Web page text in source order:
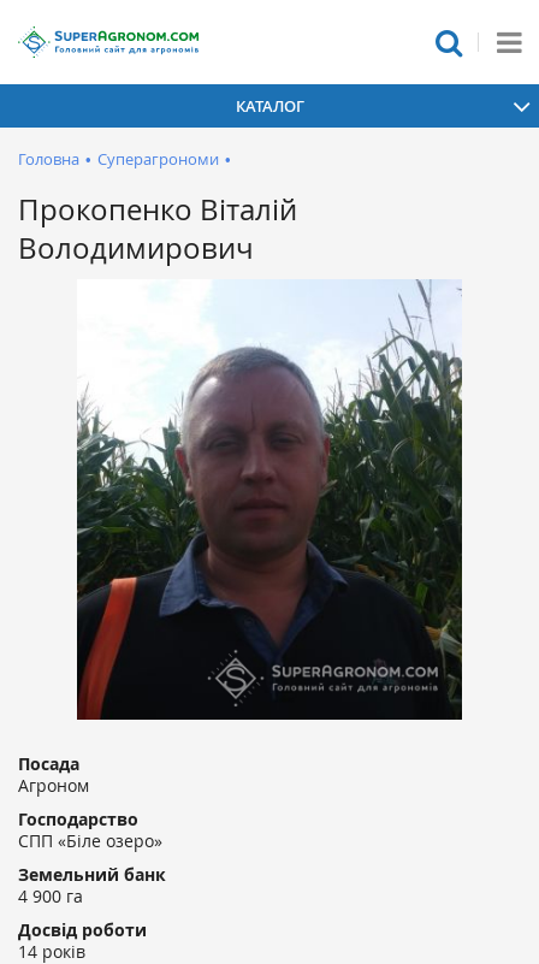
КАТАЛОГ
Головна • Суперагрономи •
Прокопенко Віталій
Володимирович
Посада
Агроном
Господарство
СПП «Біле озеро»
Земельний банк
4 900 га
Досвід роботи
14 років